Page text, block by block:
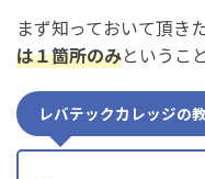
まず知っておいて頂き
は１箇所のみというこ
レバテックカレッジの